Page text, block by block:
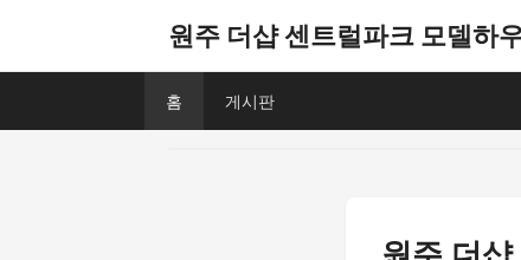
원주 더샵 센트럴파크 모델하
홈 게시판